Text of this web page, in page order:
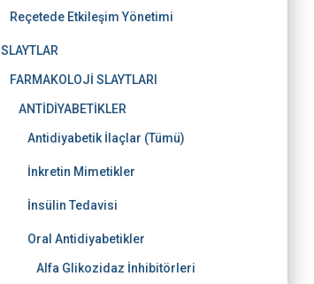
Reçetede Etkileşim Yönetimi
SLAYTLAR
FARMAKOLOJİ SLAYTLARI
ANTİDİYABETİKLER
Antidiyabetik İlaçlar (Tümü)
İnkretin Mimetikler
İnsülin Tedavisi
Oral Antidiyabetikler
Alfa Glikozidaz İnhibitörleri